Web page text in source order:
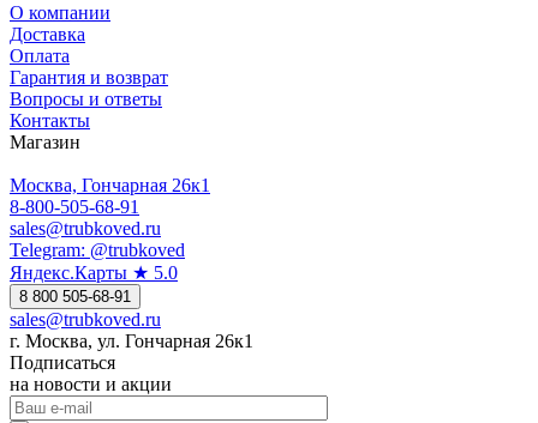
О компании
Доставка
Оплата
Гарантия и возврат
Вопросы и ответы
Контакты
Магазин
Москва, Гончарная 26к1
8-800-505-68-91
sales@trubkoved.ru
Telegram: @trubkoved
Яндекс.Карты ★ 5.0
8 800 505-68-91
sales@trubkoved.ru
г. Москва, ул. Гончарная 26к1
Подписаться
на новости и акции